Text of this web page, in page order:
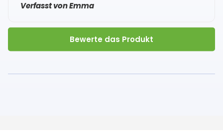
Verfasst von Emma
Bewerte das Produkt